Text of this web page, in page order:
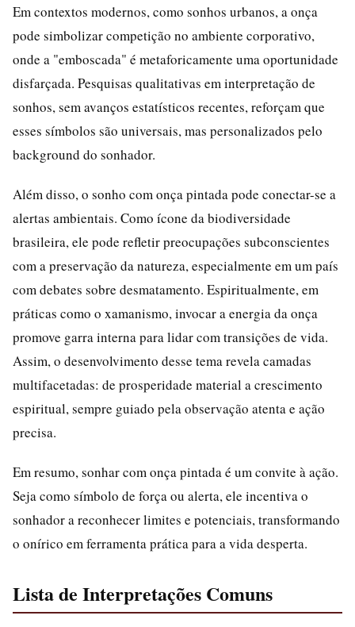
Em contextos modernos, como sonhos urbanos, a onça
pode simbolizar competição no ambiente corporativo,
onde a "emboscada" é metaforicamente uma oportunidade
disfarçada. Pesquisas qualitativas em interpretação de
sonhos, sem avanços estatísticos recentes, reforçam que
esses símbolos são universais, mas personalizados pelo
background do sonhador.
Além disso, o sonho com onça pintada pode conectar-se a
alertas ambientais. Como ícone da biodiversidade
brasileira, ele pode refletir preocupações subconscientes
com a preservação da natureza, especialmente em um país
com debates sobre desmatamento. Espiritualmente, em
práticas como o xamanismo, invocar a energia da onça
promove garra interna para lidar com transições de vida.
Assim, o desenvolvimento desse tema revela camadas
multifacetadas: de prosperidade material a crescimento
espiritual, sempre guiado pela observação atenta e ação
precisa.
Em resumo, sonhar com onça pintada é um convite à ação.
Seja como símbolo de força ou alerta, ele incentiva o
sonhador a reconhecer limites e potenciais, transformando
o onírico em ferramenta prática para a vida desperta.
Lista de Interpretações Comuns